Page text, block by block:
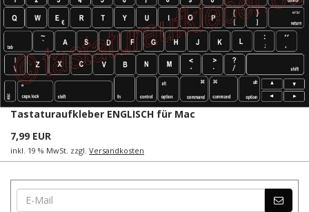
Tastaturaufkleber ENGLISCH für Mac
7,99 EUR
inkl. 19 % MwSt. zzgl. Versandkosten